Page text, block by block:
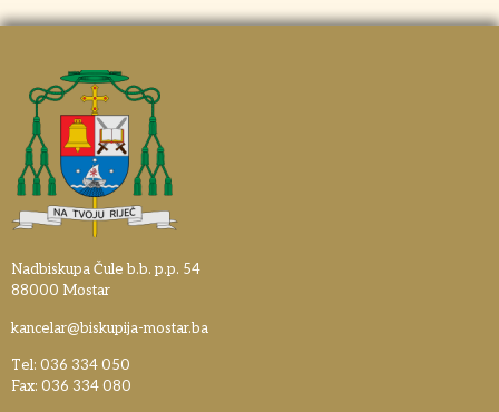
Nadbiskupa Čule b.b. p.p. 54
88000 Mostar
kancelar@biskupija-mostar.ba
Tel: 036 334 050
Fax: 036 334 080